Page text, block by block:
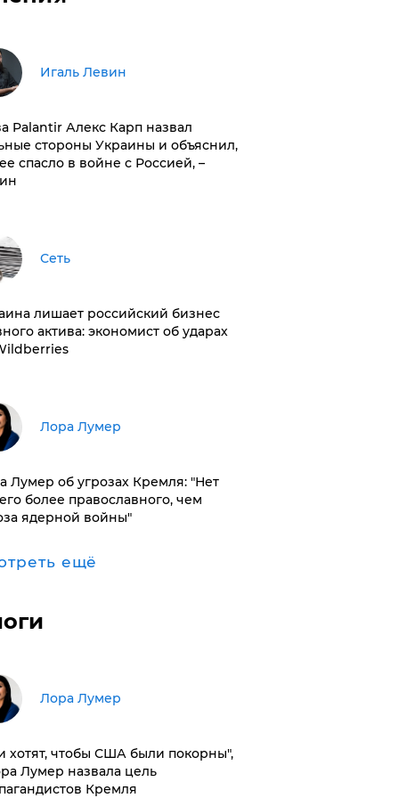
Игаль Левин
Palantir Алекс Карп назвал
стороны Украины и объяснил,
спасло в войне с Россией, –
Сеть
лишает российский бизнес
актива: экономист об ударах
​Лора Лумер
Лумер об угрозах Кремля: "Нет
более православного, чем
ядерной войны"
ещё
​Лора Лумер
хотят, чтобы США были покорны",
Лумер назвала цель
Кремля